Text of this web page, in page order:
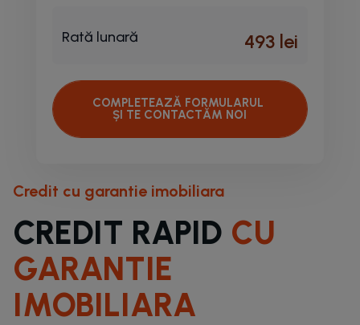
Credit cu garantie imobiliara
CREDIT RAPID CU
GARANTIE
IMOBILIARA
Rată lunară 493lei
COMPLETEAZĂ FORMULARUL
ȘI TE CONTACTĂM NOI